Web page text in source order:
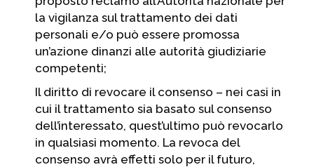
la vigilanza sul trattamento dei dati
personali e/o può essere promossa
un’azione dinanzi alle autorità giudiziarie
competenti;
Il diritto di revocare il consenso – nei casi in
cui il trattamento sia basato sul consenso
dell’interessato, quest’ultimo può revocarlo
in qualsiasi momento. La revoca del
consenso avrà effetti solo per il futuro,